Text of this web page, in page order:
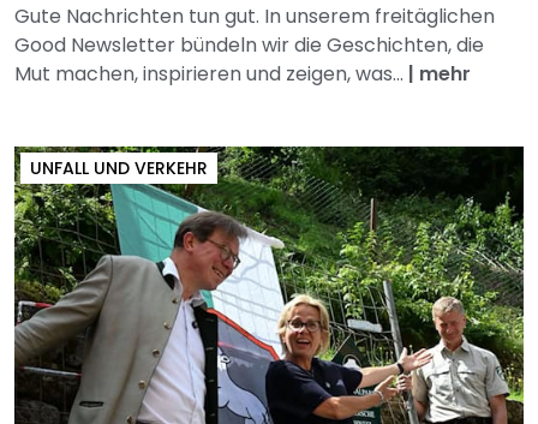
Gute Nachrichten tun gut. In unserem freitäglichen
Good Newsletter bündeln wir die Geschichten, die
Mut machen, inspirieren und zeigen, was... | mehr
UNFALL UND VERKEHR